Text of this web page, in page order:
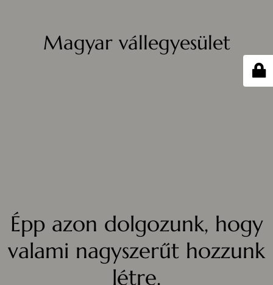
Magyar vállegyesület
Épp azon dolgozunk, hogy
valami nagyszerűt hozzunk
létre.